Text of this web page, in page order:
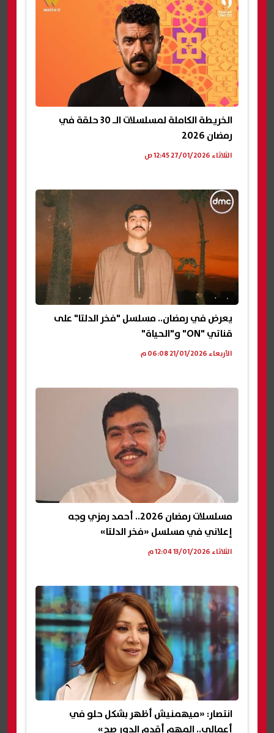
الخريطة الكاملة لمسلسلات الـ 30 حلقة في
رمضان 2026
الثلاثاء 27/01/2026 12:45 ص
يعرض في رمضان.. مسلسل "فخر الدلتا" على
قناتي "ON" و"الحياة"
الأربعاء 21/01/2026 06:08 م
مسلسلات رمضان 2026.. أحمد رمزي وجه
إعلاني في مسلسل «فخر الدلتا»
الثلاثاء 13/01/2026 12:04 م
انتصار: «ميهمنيش أظهر بشكل حلو في
أعمالي.. المهم أقدم الدور صح»